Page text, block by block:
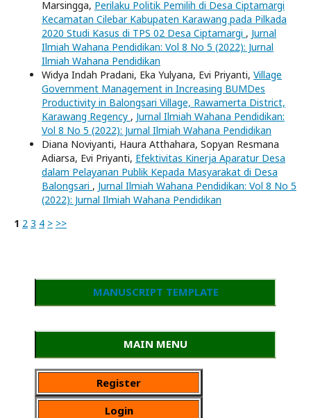
Marsingga, Perilaku Politik Pemilih di Desa Ciptamargi
Kecamatan Cilebar Kabupaten Karawang pada Pilkada
2020 Studi Kasus di TPS 02 Desa Ciptamargi , Jurnal
Ilmiah Wahana Pendidikan: Vol 8 No 5 (2022): Jurnal
Ilmiah Wahana Pendidikan
Widya Indah Pradani, Eka Yulyana, Evi Priyanti, Village
Government Management in Increasing BUMDes
Productivity in Balongsari Village, Rawamerta District,
Karawang Regency , Jurnal Ilmiah Wahana Pendidikan:
Vol 8 No 5 (2022): Jurnal Ilmiah Wahana Pendidikan
Diana Noviyanti, Haura Atthahara, Sopyan Resmana
Adiarsa, Evi Priyanti, Efektivitas Kinerja Aparatur Desa
dalam Pelayanan Publik Kepada Masyarakat di Desa
Balongsari , Jurnal Ilmiah Wahana Pendidikan: Vol 8 No 5
(2022): Jurnal Ilmiah Wahana Pendidikan
1 2 3 4 > >>
MANUSCRIPT TEMPLATE
MAIN MENU
Register
Login